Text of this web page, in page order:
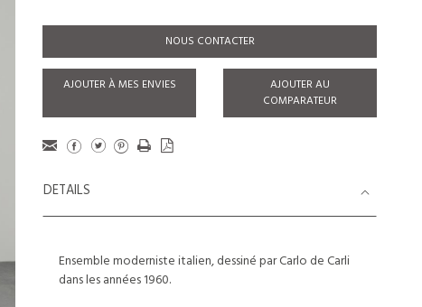
NOUS CONTACTER
AJOUTER À MES ENVIES
AJOUTER AU
COMPARATEUR
DETAILS
Ensemble moderniste italien, dessiné par Carlo de Carli
dans les années 1960.